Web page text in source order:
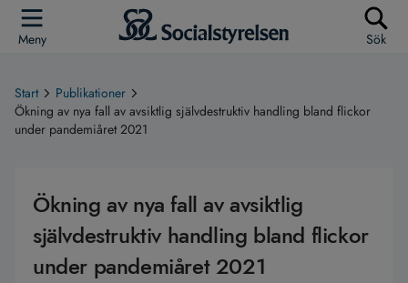
Meny Sök
Start
Publikationer
Ökning av nya fall av avsiktlig självdestruktiv handling bland flickor
under pandemiåret 2021
Ökning av nya fall av avsiktlig
självdestruktiv handling bland flickor
under pandemiåret 2021